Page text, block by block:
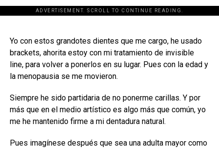
ADVERTISEMENT. SCROLL TO CONTINUE READING.
[adsforwp id="243463"]
Yo con estos grandotes dientes que me cargo, he usado
brackets, ahorita estoy con mi tratamiento de invisible
line, para volver a ponerlos en su lugar. Pues con la edad y
la menopausia se me movieron.
Siempre he sido partidaria de no ponerme carillas. Y por
más que en el medio artístico es algo más que común, yo
me he mantenido firme a mi dentadura natural.
Pues imagínese después que sea una adulta mayor como